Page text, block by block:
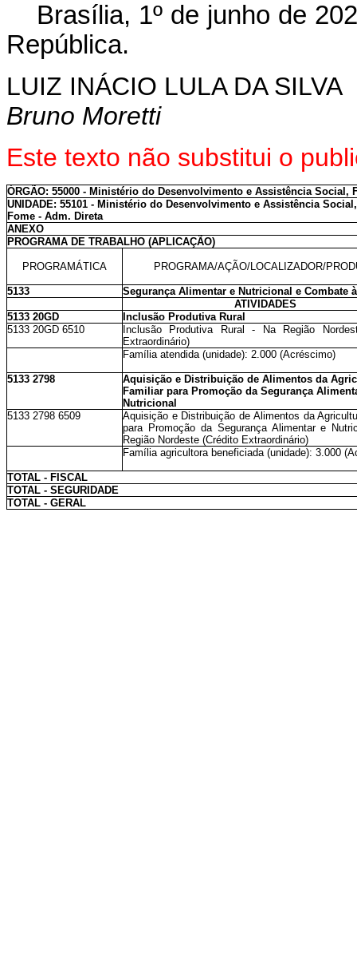
Brasília, 1º de junho de
República.
LUIZ INÁCIO LULA DA SILVA
Bruno Moretti
Este texto não substitui o
ÓRGÃO: 55000 - Ministério do Desenvolvimento e Assistência Social,
UNIDADE: 55101 - Ministério do Desenvolvimento e Assistência
Fome - Adm. Direta
ANEXO
PROGRAMA DE TRABALHO (APLICAÇÃO)
PROGRAMÁTICA PROGRAMA/AÇÃO/LOCALIZADOR/
5133
Segurança Alimentar e Nutricional e Combate
ATIVIDADES
5133 20GD
Inclusão Produtiva Rural
5133 20GD 6510
Inclusão Produtiva Rural - Na Região
Extraordinário)
Família atendida (unidade): 2.000 (Acréscimo)
5133 2798
Aquisição e Distribuição de Alimentos da
Familiar para Promoção da Segurança
Nutricional
5133 2798 6509
Aquisição e Distribuição de Alimentos da
para Promoção da Segurança Alimentar e
Região Nordeste (Crédito Extraordinário)
Família agricultora beneficiada (unidade): 3.000
TOTAL - FISCAL
TOTAL - SEGURIDADE
TOTAL - GERAL